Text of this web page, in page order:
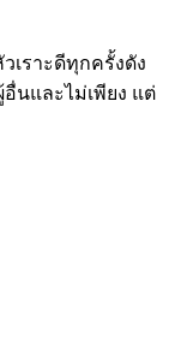
ราะดีทุกครั้งดัง
นและไม่เพียง แต่